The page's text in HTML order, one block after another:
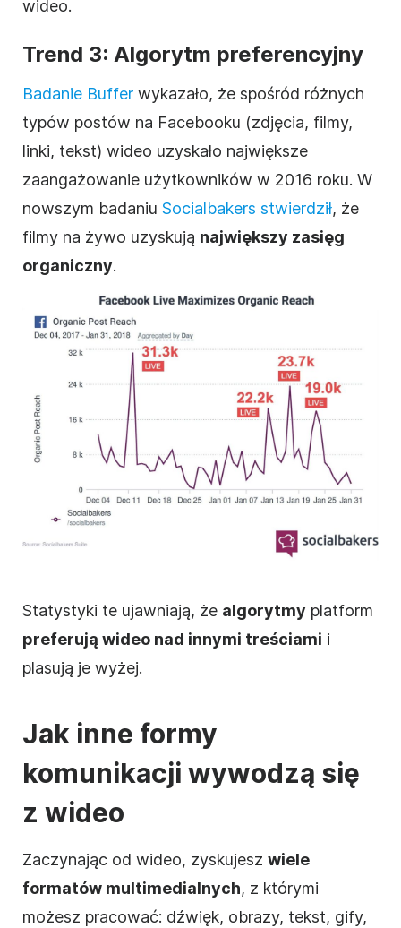
wideo.
Trend 3: Algorytm preferencyjny
Badanie Buffer wykazało, że spośród różnych
typów postów na Facebooku (zdjęcia, filmy,
linki, tekst) wideo uzyskało największe
zaangażowanie użytkowników w 2016 roku. W
nowszym badaniu Socialbakers stwierdził, że
filmy na żywo uzyskują największy zasięg
organiczny.
Statystyki te ujawniają, że algorytmy platform
preferują wideo nad innymi treściami i
plasują je wyżej.
Jak inne formy
komunikacji wywodzą się
z wideo
Zaczynając od wideo, zyskujesz wiele
formatów multimedialnych, z którymi
możesz pracować: dźwięk, obrazy, tekst, gify,